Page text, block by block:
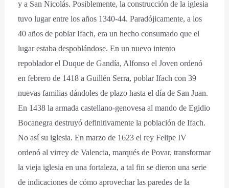
y a San Nicolás. Posiblemente, la construcción de la iglesia
tuvo lugar entre los años 1340-44. Paradójicamente, a los
40 años de poblar Ifach, era un hecho consumado que el
lugar estaba despoblándose. En un nuevo intento
repoblador el Duque de Gandía, Alfonso el Joven ordenó
en febrero de 1418 a Guillén Serra, poblar Ifach con 39
nuevas familias dándoles de plazo hasta el día de San Juan.
En 1438 la armada castellano-genovesa al mando de Egidio
Bocanegra destruyó definitivamente la población de Ifach.
No así su iglesia. En marzo de 1623 el rey Felipe IV
ordenó al virrey de Valencia, marqués de Povar, transformar
la vieja iglesia en una fortaleza, a tal fin se dieron una serie
de indicaciones de cómo aprovechar las paredes de la